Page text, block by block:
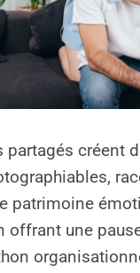
partagés créent
patrimoine
offrant une